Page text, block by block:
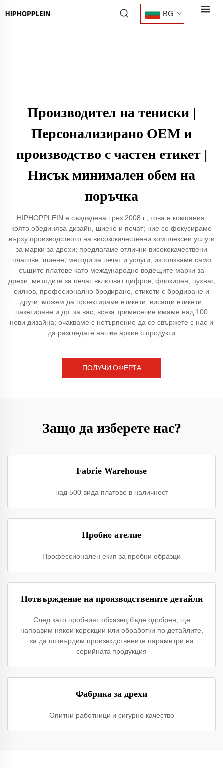
BG
Производител на тениски |
Персонализирано OEM и
производство с частен етикет |
Нисък минимален обем на
поръчка
HIPHOPPLEIN е създадена през 2008 г.; това е компания,
която обединява дизайн, шиене и печат; ние се фокусираме
върху производството на висококачествени комплексни услуги
за марки за дрехи; предлагаме отлични висококачествени
платове, шиене, методи за печат и услуги; използваме само
същите платове като международно водещите марки за
дрехи; методите за печат включват цифров, флокиран, пухнат,
силков, професионално бродиране, етикети с бродиране и
други; можем да проектираме етикети, висящи етикети,
пакетиране и др. за вас; всяка тримесечие имаме над 100
нови дизайна; очакваме с нетърпение да се свържете с нас и
да разгледате нашия архив с продукти
ПОЛУЧИ ОФЕРТА
Защо да изберете нас?
Fabrie Warehouse
над 500 вида платове в наличност
Пробно ателие
Профессионален екип за пробни образци
Потвърждение на производствените детайли
След като пробният образец бъде одобрен, ще
направим някои корекции или обработки по детайлите,
за да потвърдим производствените параметри на
серийната продукция
Фабрика за дрехи
Опитни работници и сигурно качество